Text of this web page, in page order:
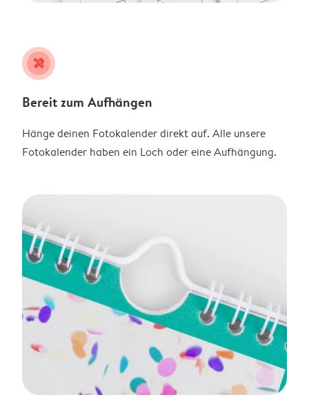
tools
Bereit zum Aufhängen
Hänge deinen Fotokalender direkt auf. Alle unsere
Fotokalender haben ein Loch oder eine Aufhängung.